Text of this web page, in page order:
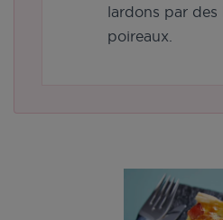
lardons par des
poireaux.